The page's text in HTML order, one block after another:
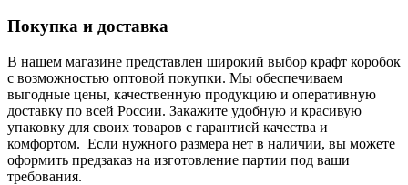
Покупка и доставка
В нашем магазине представлен широкий выбор крафт коробок
с возможностью оптовой покупки. Мы обеспечиваем
выгодные цены, качественную продукцию и оперативную
доставку по всей России. Закажите удобную и красивую
упаковку для своих товаров с гарантией качества и
комфортом. Если нужного размера нет в наличии, вы можете
оформить предзаказ на изготовление партии под ваши
требования.